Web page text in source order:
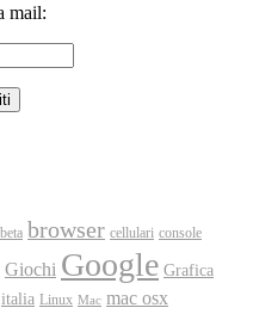
mail:
beta browser cellulari console
Giochi Google Grafica
italia Linux Mac mac osx